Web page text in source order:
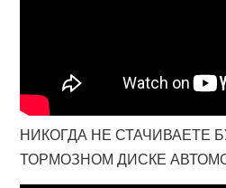
НИКОГДА НЕ СТАЧИВАЕТЕ
ТОРМОЗНОМ ДИСКЕ